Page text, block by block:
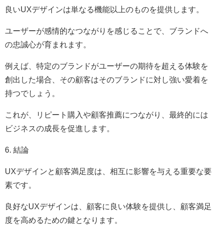
良いUXデザインは単なる機能以上のものを提供します。
ユーザーが感情的なつながりを感じることで、ブランドへ
の忠誠心が育まれます。
例えば、特定のブランドがユーザーの期待を超える体験を
創出した場合、その顧客はそのブランドに対し強い愛着を
持つでしょう。
これが、リピート購入や顧客推薦につながり、最終的には
ビジネスの成長を促進します。
6. 結論
UXデザインと顧客満足度は、相互に影響を与える重要な要
素です。
良好なUXデザインは、顧客に良い体験を提供し、顧客満足
度を高めるための鍵となります。